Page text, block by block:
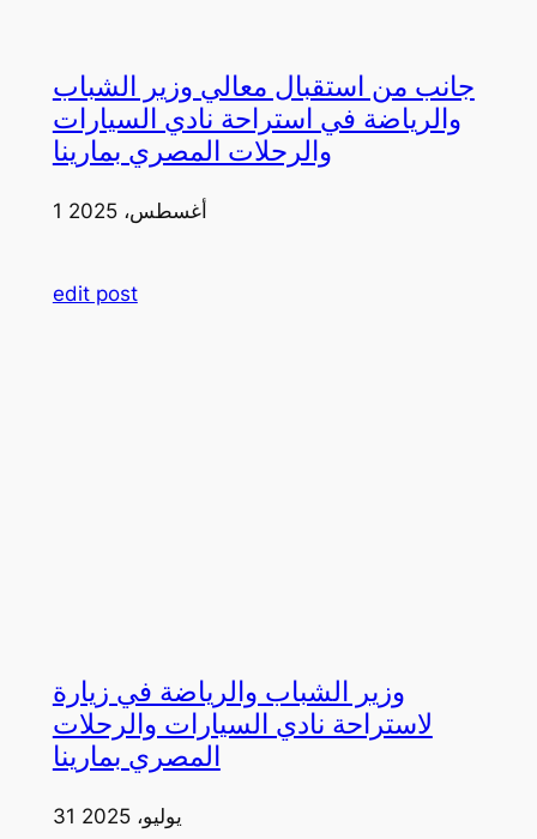
جانب من استقبال معالي وزير الشباب
والرياضة في استراحة نادي السيارات
والرحلات المصري بمارينا
1 أغسطس، 2025
edit post
وزير الشباب والرياضة في زيارة
لاستراحة نادي السيارات والرحلات
المصري بمارينا
31 يوليو، 2025